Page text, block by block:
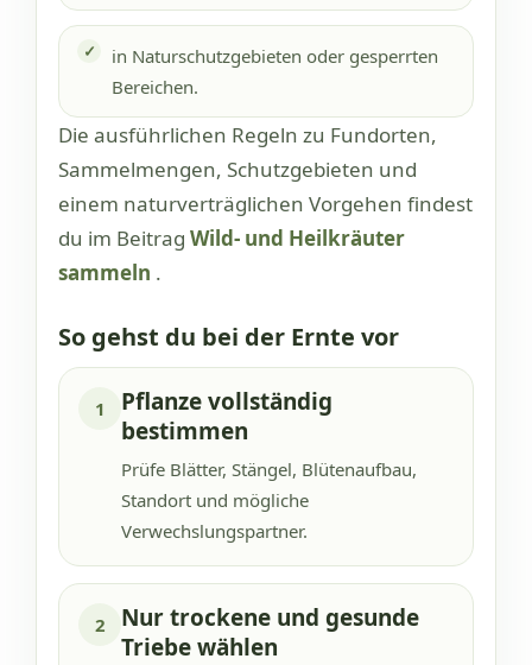
in Naturschutzgebieten oder gesperrten
Bereichen.
Die ausführlichen Regeln zu Fundorten,
Sammelmengen, Schutzgebieten und
einem naturverträglichen Vorgehen findest
du im Beitrag Wild- und Heilkräuter
sammeln .
So gehst du bei der Ernte vor
1
Pflanze vollständig
bestimmen
Prüfe Blätter, Stängel, Blütenaufbau,
Standort und mögliche
Verwechslungspartner.
2
Nur trockene und gesunde
Triebe wählen